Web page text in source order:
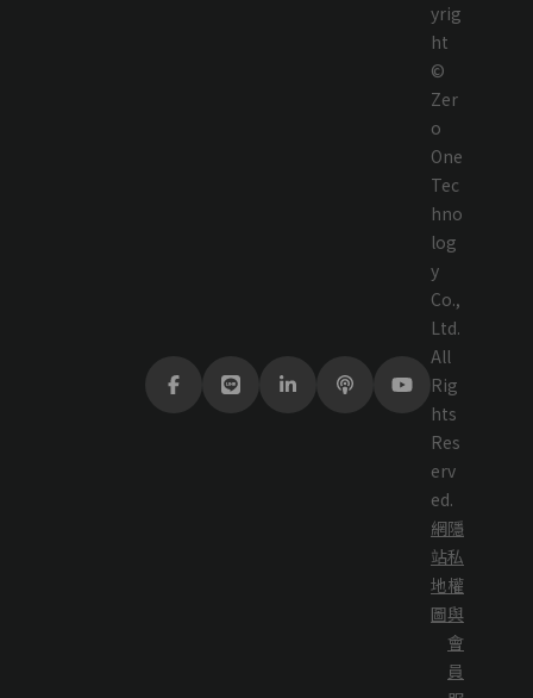
yrig
ht
©
Zer
o
One
Tec
hno
log
y
Co.,
Ltd.
All
Rig
hts
Res
erv
ed.
網
站
地
圖
隱
私
權
與
會
員